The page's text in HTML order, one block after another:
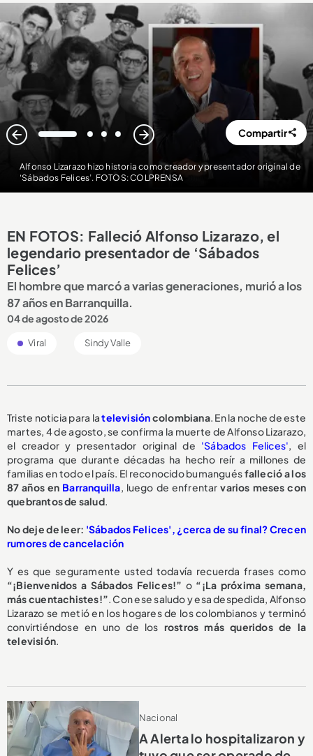
Alfonso Lizarazo hizo historia como creador y presentador original de
‘Sábados Felices’. FOTOS: COLPRENSA
1 2 3 4 Compartir
EN FOTOS: Falleció Alfonso Lizarazo, el
legendario presentador de ‘Sábados
Felices’
El hombre que marcó a varias generaciones, murió a los
87 años en Barranquilla.
04 de agosto de 2026
Viral Sindy Valle
Triste noticia para latelevisióncolombiana. En la noche de este
martes, 4 de agosto, se confirma la muerte de Alfonso Lizarazo,
el creador y presentador original de 'Sábados Felices', el
programa que durante décadas ha hecho reír a millones de
familias en todo el país. El reconocido bumanguésfalleció a los
87 años en Barranquilla, luego de enfrentarvarios meses con
quebrantos de salud.
No deje de leer: 'Sábados Felices', ¿cerca de su final? Crecen
rumores de cancelación
Y es que seguramente usted todavía recuerda frases como
“¡Bienvenidos a Sábados Felices!” o “¡La próxima semana,
más cuentachistes!”. Con ese saludo y esa despedida, Alfonso
Lizarazo se metió en los hogares de los colombianos y terminó
convirtiéndose en uno de los rostros más queridos de la
televisión.
Nacional
A Alerta lo hospitalizaron y